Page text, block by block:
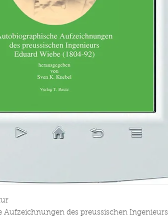
Aufzeichnungen des preussischen Ingenieurs